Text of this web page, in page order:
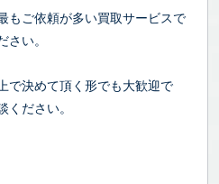
もご依頼が多い買取サービスで
さい。
で決めて頂く形でも大歓迎で
ください。